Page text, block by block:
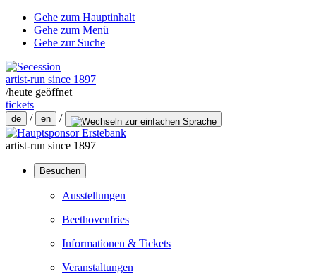
Gehe zum Hauptinhalt
Gehe zum Menü
Gehe zur Suche
artist-run since 1897
/heute geöffnet
tickets
de / en /
artist-run since 1897
Besuchen
Ausstellungen
Beethovenfries
Informationen & Tickets
Veranstaltungen